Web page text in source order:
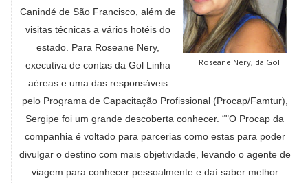
Roseane Nery, da Gol
Canindé de São Francisco, além de
visitas técnicas a vários hotéis do
estado. Para Roseane Nery,
executiva de contas da Gol Linha
aéreas e uma das responsáveis
pelo Programa de Capacitação Profissional (Procap/Famtur),
Sergipe foi um grande descoberta conhecer. “"O Procap da
companhia é voltado para parcerias como estas para poder
divulgar o destino com mais objetividade, levando o agente de
viagem para conhecer pessoalmente e daí saber melhor